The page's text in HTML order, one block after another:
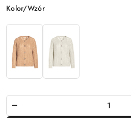
Wariant
Kolor/Wzór